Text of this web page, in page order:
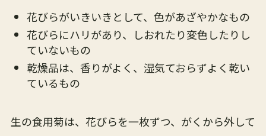
花びらがいきいきとして、色があざやかなもの
花びらにハリがあり、しおれたり変色したりし
ていないもの
乾燥品は、香りがよく、湿気ておらずよく乾い
ているもの
生の食用菊は、花びらを一枚ずつ、がくから外して